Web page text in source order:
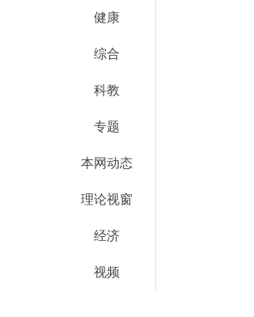
健康
综合
科教
专题
本网动态
理论视窗
经济
视频